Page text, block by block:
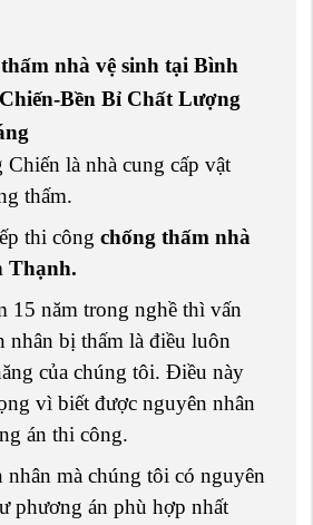
nhà vệ sinh tại Bình
Bền Bỉ Chất Lượng
là nhà cung cấp vật
thấm.
thi công chống thấm nhà
Thạnh.
15 năm trong nghề thì vấn
nhân bị thấm là điều luôn
của chúng tôi. Điều này
vì biết được nguyên nhân
án thi công.
mà chúng tôi có nguyên
phương án phù hợp nhất